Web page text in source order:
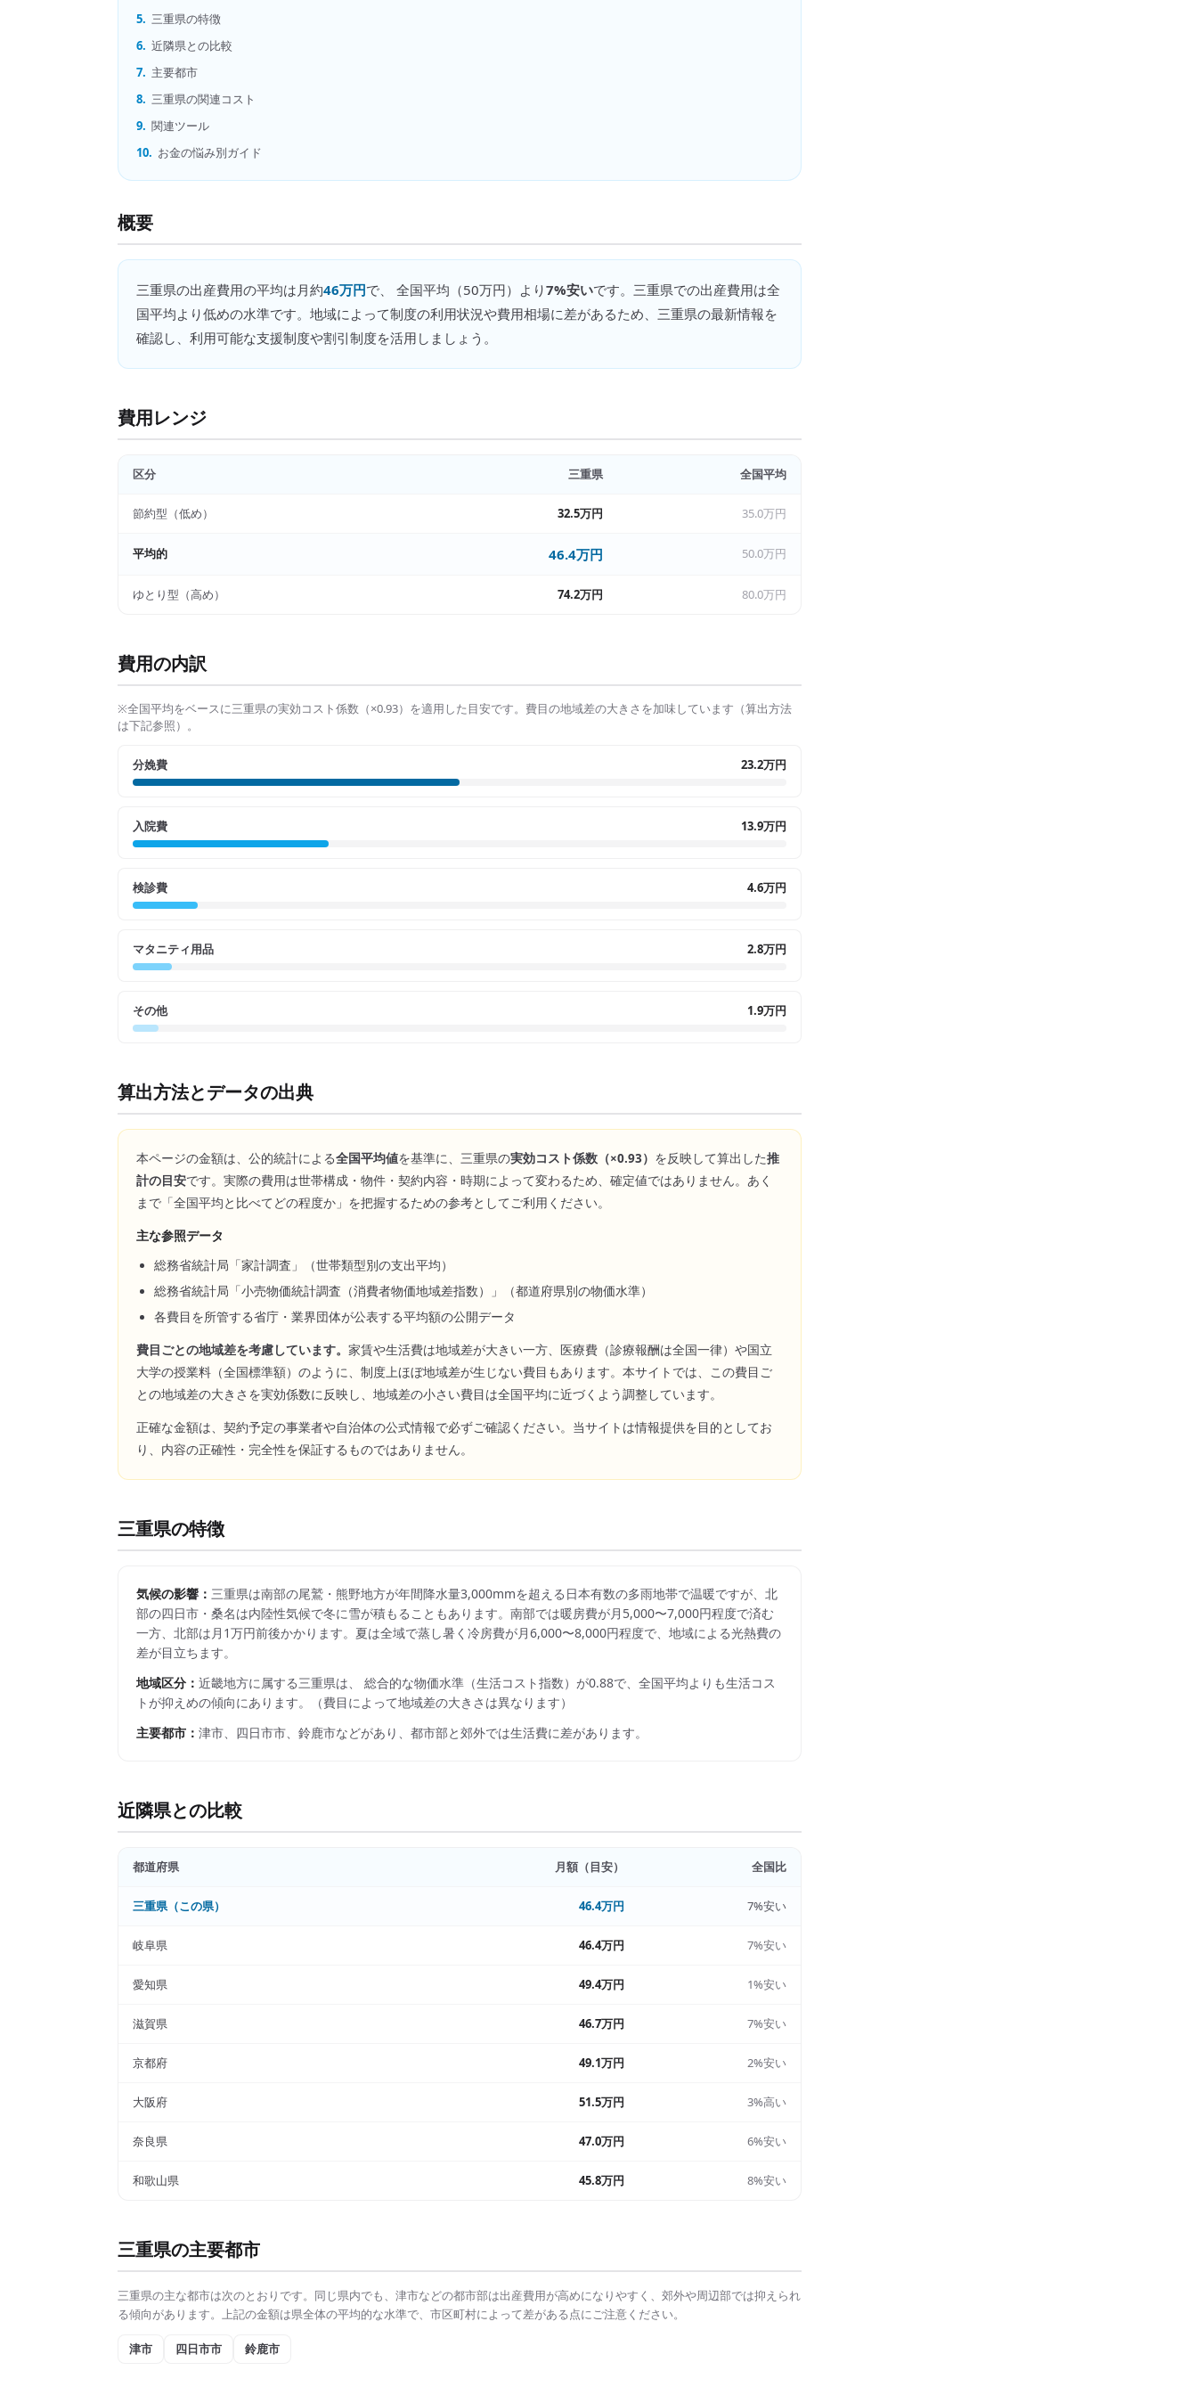
5. 三重県の特徴
6. 近隣県との比較
7. 主要都市
8. 三重県の関連コスト
9. 関連ツール
10. お金の悩み別ガイド
概要
三重県の出産費用の平均は月約46万円で、 全国平均（50万円）より7%安いです。 三重県での出産費用は全
国平均より低めの水準です。地域によって制度の利用状況や費用相場に差があるため、三重県の最新情報を
確認し、利用可能な支援制度や割引制度を活用しましょう。
費用レンジ
区分 三重県 全国平均
節約型（低め） 32.5万円 35.0万円
平均的 46.4万円 50.0万円
ゆとり型（高め） 74.2万円 80.0万円
費用の内訳
※全国平均をベースに三重県の実効コスト係数（×0.93）を適用した目安です。費目の地域差の大きさを加味しています（算出方法
は下記参照）。
分娩費 23.2万円
入院費 13.9万円
検診費 4.6万円
マタニティ用品 2.8万円
その他 1.9万円
算出方法とデータの出典
本ページの金額は、公的統計による全国平均値を基準に、 三重県の実効コスト係数（×0.93） を反映して算出した推
計の目安です。実際の費用は世帯構成・物件・契約内容・時期によって変わるため、確定値ではありません。あく
まで「全国平均と比べてどの程度か」を把握するための参考としてご利用ください。
主な参照データ
総務省統計局「家計調査」（世帯類型別の支出平均）
総務省統計局「小売物価統計調査（消費者物価地域差指数）」（都道府県別の物価水準）
各費目を所管する省庁・業界団体が公表する平均額の公開データ
費目ごとの地域差を考慮しています。 家賃や生活費は地域差が大きい一方、医療費（診療報酬は全国一律）や国立
大学の授業料（全国標準額）のように、制度上ほぼ地域差が生じない費目もあります。本サイトでは、この費目ご
との地域差の大きさを実効係数に反映し、地域差の小さい費目は全国平均に近づくよう調整しています。
正確な金額は、契約予定の事業者や自治体の公式情報で必ずご確認ください。当サイトは情報提供を目的としてお
り、内容の正確性・完全性を保証するものではありません。
三重県の特徴
気候の影響： 三重県は南部の尾鷲・熊野地方が年間降水量3,000mmを超える日本有数の多雨地帯で温暖ですが、北
部の四日市・桑名は内陸性気候で冬に雪が積もることもあります。南部では暖房費が月5,000〜7,000円程度で済む
一方、北部は月1万円前後かかります。夏は全域で蒸し暑く冷房費が月6,000〜8,000円程度で、地域による光熱費の
差が目立ちます。
地域区分： 近畿地方に属する三重県は、 総合的な物価水準（生活コスト指数）が0.88で、 全国平均よりも生活コス
トが抑えめの傾向にあります。
（費目によって地域差の大きさは異なります）
主要都市： 津市、四日市市、鈴鹿市などがあり、都市部と郊外では生活費に差があります。
近隣県との比較
都道府県 月額（目安） 全国比
三重県（この県） 46.4万円 7%安い
岐阜県 46.4万円 7%安い
愛知県 49.4万円 1%安い
滋賀県 46.7万円 7%安い
京都府 49.1万円 2%安い
大阪府 51.5万円 3%高い
奈良県 47.0万円 6%安い
和歌山県 45.8万円 8%安い
三重県の主要都市
三重県の主な都市は次のとおりです。同じ県内でも、 津市などの都市部は出産費用が高めになりやすく、郊外や周辺部では抑えられ
る傾向があります。上記の金額は県全体の平均的な水準で、市区町村によって差がある点にご注意ください。
津市 四日市市 鈴鹿市